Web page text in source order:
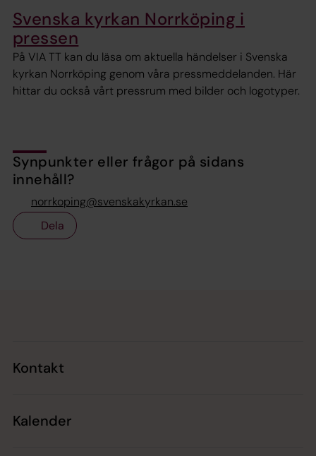
Svenska kyrkan Norrköping i
pressen
På VIA TT kan du läsa om aktuella händelser i Svenska
kyrkan Norrköping genom våra pressmeddelanden. Här
hittar du också vårt pressrum med bilder och logotyper.
Synpunkter eller frågor på sidans
innehåll?
norrkoping@svenskakyrkan.se
Dela
Kontakt
Kalender